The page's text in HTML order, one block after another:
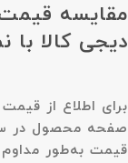
دیجی کالا با
صفحه محصول در
قیمت به‌طور